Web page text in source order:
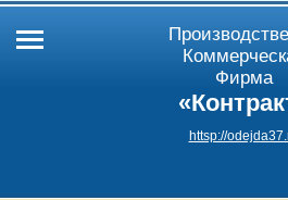
Фирма
httsp://